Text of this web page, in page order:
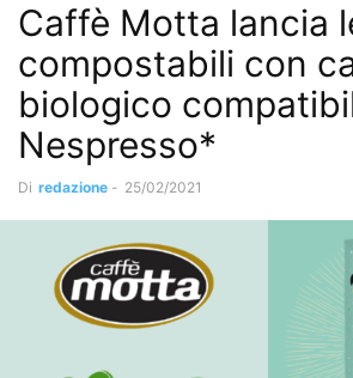
Caffè Motta lancia
compostabili con
biologico
Nespresso*
Di redazione - 25/02/2021